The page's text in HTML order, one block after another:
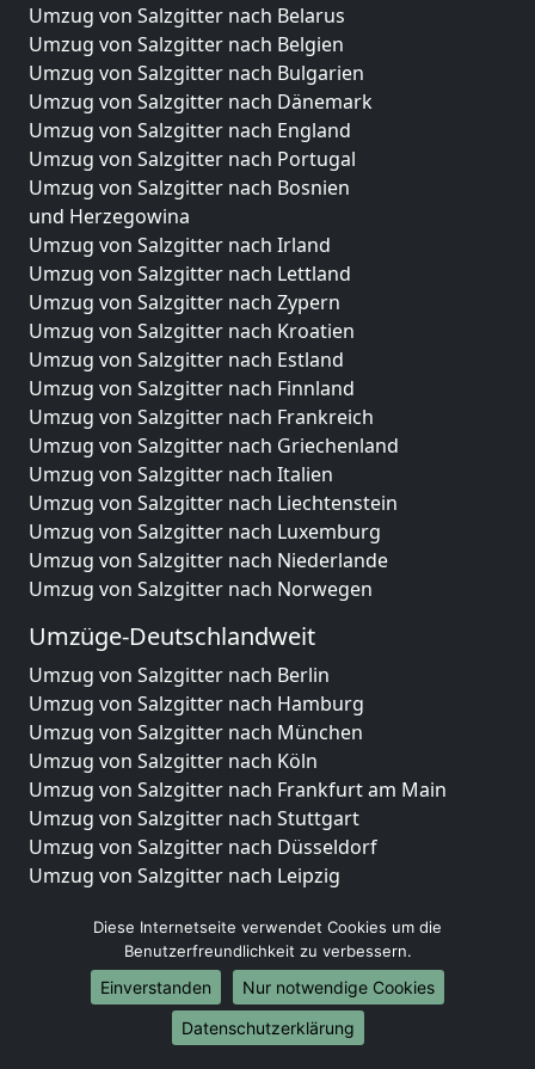
Umzug von Salzgitter nach Belarus
Umzug von Salzgitter nach Belgien
Umzug von Salzgitter nach Bulgarien
Umzug von Salzgitter nach Dänemark
Umzug von Salzgitter nach England
Umzug von Salzgitter nach Portugal
Umzug von Salzgitter nach Bosnien
und Herzegowina
Umzug von Salzgitter nach Irland
Umzug von Salzgitter nach Lettland
Umzug von Salzgitter nach Zypern
Umzug von Salzgitter nach Kroatien
Umzug von Salzgitter nach Estland
Umzug von Salzgitter nach Finnland
Umzug von Salzgitter nach Frankreich
Umzug von Salzgitter nach Griechenland
Umzug von Salzgitter nach Italien
Umzug von Salzgitter nach Liechtenstein
Umzug von Salzgitter nach Luxemburg
Umzug von Salzgitter nach Niederlande
Umzug von Salzgitter nach Norwegen
Umzüge-Deutschlandweit
Umzug von Salzgitter nach Berlin
Umzug von Salzgitter nach Hamburg
Umzug von Salzgitter nach München
Umzug von Salzgitter nach Köln
Umzug von Salzgitter nach Frankfurt am Main
Umzug von Salzgitter nach Stuttgart
Umzug von Salzgitter nach Düsseldorf
Umzug von Salzgitter nach Leipzig
Umzug von Salzgitter nach Essen
Umzug von Salzgitter nach Bremen
Umzug von Salzgitter nach Dresden
Umzug von Salzgitter nach Hannover
Umzug von Salzgitter nach Nürnberg
Diese Internetseite verwendet Cookies um die
Benutzerfreundlichkeit zu verbessern.
Einverstanden
Nur notwendige Cookies
Datenschutzerklärung